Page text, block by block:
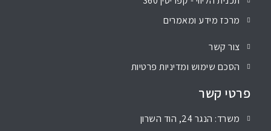
מרכז מידע ומאמרים
צור קשר
הסכם שימוש ומדיניות פרטיות
פרטי קשר
משרד: הנגר 24, הוד השרון